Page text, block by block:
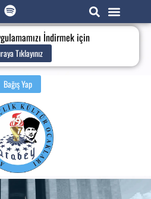
İndirmek için
Tıklayınız
Bağış Yap